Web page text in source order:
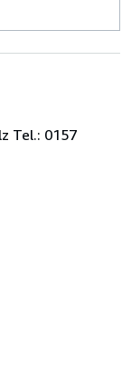
Tel.: 0157